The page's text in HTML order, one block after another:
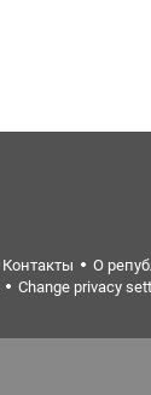
Контакты
О
Change privacy